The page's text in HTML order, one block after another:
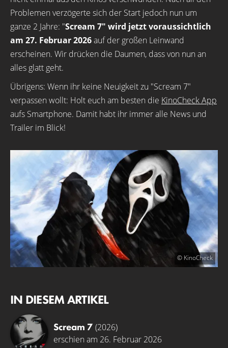
Problemen verzögerte sich der Start jedoch nun um
ganze 2 Jahre: "Scream 7" wird jetzt voraussichtlich
am 27. Februar 2026auf der großen Leinwand
erscheinen. Wir drücken die Daumen, dass von nun an
alles glatt geht.
Übrigens: Wenn ihr keine Neuigkeit zu "Scream 7"
verpassen wollt: Holt euch am besten die KinoCheck App
aufs Smartphone. Damit habt ihr immer alle News und
Trailer im Blick!
© KinoCheck
IN DIESEM ARTIKEL
Scream 7 (2026)
erschien am 26. Februar 2026